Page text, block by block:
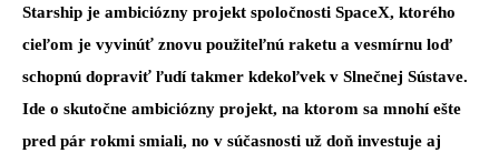
Starship je ambiciózny projekt spoločnosti SpaceX, ktorého
cieľom je vyvinúť znovu použiteľnú raketu a vesmírnu loď
schopnú dopraviť ľudí takmer kdekoľvek v Slnečnej Sústave.
Ide o skutočne ambiciózny projekt, na ktorom sa mnohí ešte
pred pár rokmi smiali, no v súčasnosti už doň investuje aj